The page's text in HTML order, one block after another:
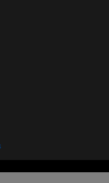
en nueva ventana)
en nueva ventana)